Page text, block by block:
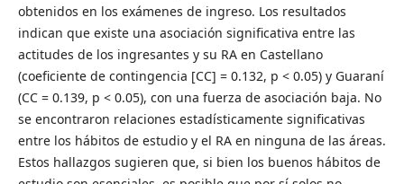
obtenidos en los exámenes de ingreso. Los resultados
indican que existe una asociación significativa entre las
actitudes de los ingresantes y su RA en Castellano
(coeficiente de contingencia [CC] = 0.132, p < 0.05) y Guaraní
(CC = 0.139, p < 0.05), con una fuerza de asociación baja. No
se encontraron relaciones estadísticamente significativas
entre los hábitos de estudio y el RA en ninguna de las áreas.
Estos hallazgos sugieren que, si bien los buenos hábitos de